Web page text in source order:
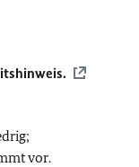
vor.